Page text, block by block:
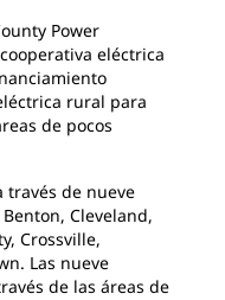
Power
eléctrica
rural para
de pocos
través de nueve
Cleveland,
Crossville,
Las nueve
de las áreas de